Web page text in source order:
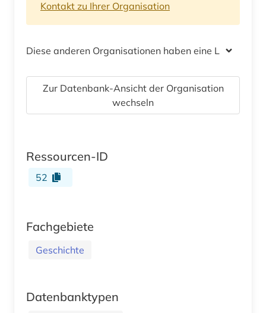
Kontakt zu Ihrer Organisation
Diese anderen Organisationen haben eine Lizenz
Zur Datenbank-Ansicht der Organisation
wechseln
Ressourcen-ID
52
Fachgebiete
Geschichte
Datenbanktypen